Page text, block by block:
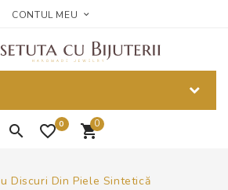
CONTUL MEU
0
0
Discuri Din Piele Sintetică